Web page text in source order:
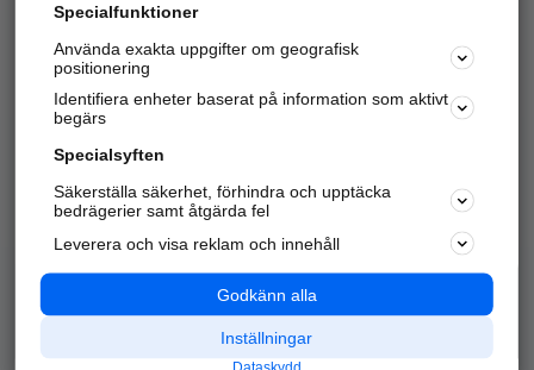
Kom igång och annonsera mot
samarbetspartners nära dig.
Alla kategorier
Populära sökningar
API & Kartor
Annonsera
Integritet
Nödnummer
Specialfunktioner
Använda exakta uppgifter om geografisk
positionering
Identifiera enheter baserat på information som aktivt
begärs
Specialsyften
Säkerställa säkerhet, förhindra och upptäcka
bedrägerier samt åtgärda fel
Leverera och visa reklam och innehåll
Godkänn alla
Inställningar
Dataskydd